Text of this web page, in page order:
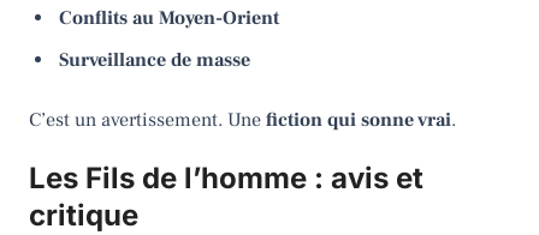
Conflits au Moyen-Orient
Surveillance de masse
C’est un avertissement. Une fiction qui sonne vrai.
Les Fils de l’homme : avis et
critique